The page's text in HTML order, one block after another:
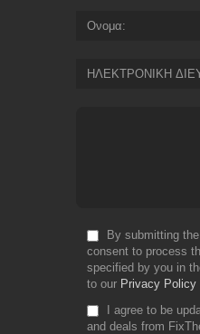
Ονομα
ΗΛΕΚΤΡΟΝΙΚΗ
By submitting
consent to process
specified by you in
to our Privacy Policy
I agree to be
and deals from